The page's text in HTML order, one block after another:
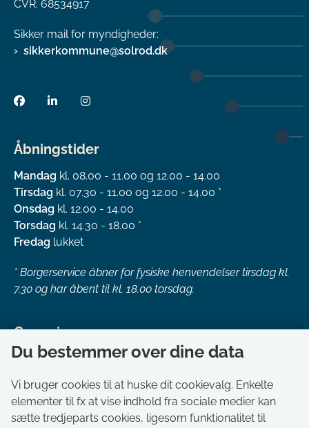
CVR. 68534917
Sikker mail for myndigheder:
sikkerkommune@solrod.dk
Åbningstider
Mandag kl. 08.00 - 11.00 og 12.00 - 14.00
Tirsdag kl. 07.30 - 11.00 og 12.00 - 14.00 *
Onsdag kl. 12.00 - 14.00
Torsdag kl. 14.30 - 18.00 *
Fredag lukket
* Borgerservice åbner for fysiske henvendelser tirsdag kl.
7.30 og har åbent til kl. 18.00 torsdag.
Genveje
Om kommunen
Aktuelt
Akut hjælp
Du bestemmer over dine data
Vi bruger cookies til at huske dit cookievalg. Enkelte
elementer til fx at vise indhold fra sociale medier kan
sætte tredjeparts cookies, ligesom funktionalitet til